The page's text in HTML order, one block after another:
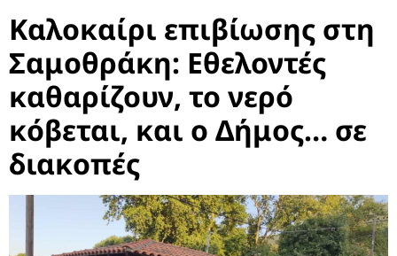
Καλοκαίρι επιβίωσης στη
Σαμοθράκη: Εθελοντές
καθαρίζουν, το νερό
κόβεται, και ο Δήμος… σε
διακοπές